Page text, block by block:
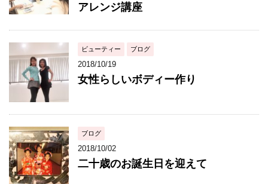
アレンジ講座
ビューティー ブログ
2018/10/19
女性らしいボディー作り
ブログ
2018/10/02
二十歳のお誕生日を迎えて